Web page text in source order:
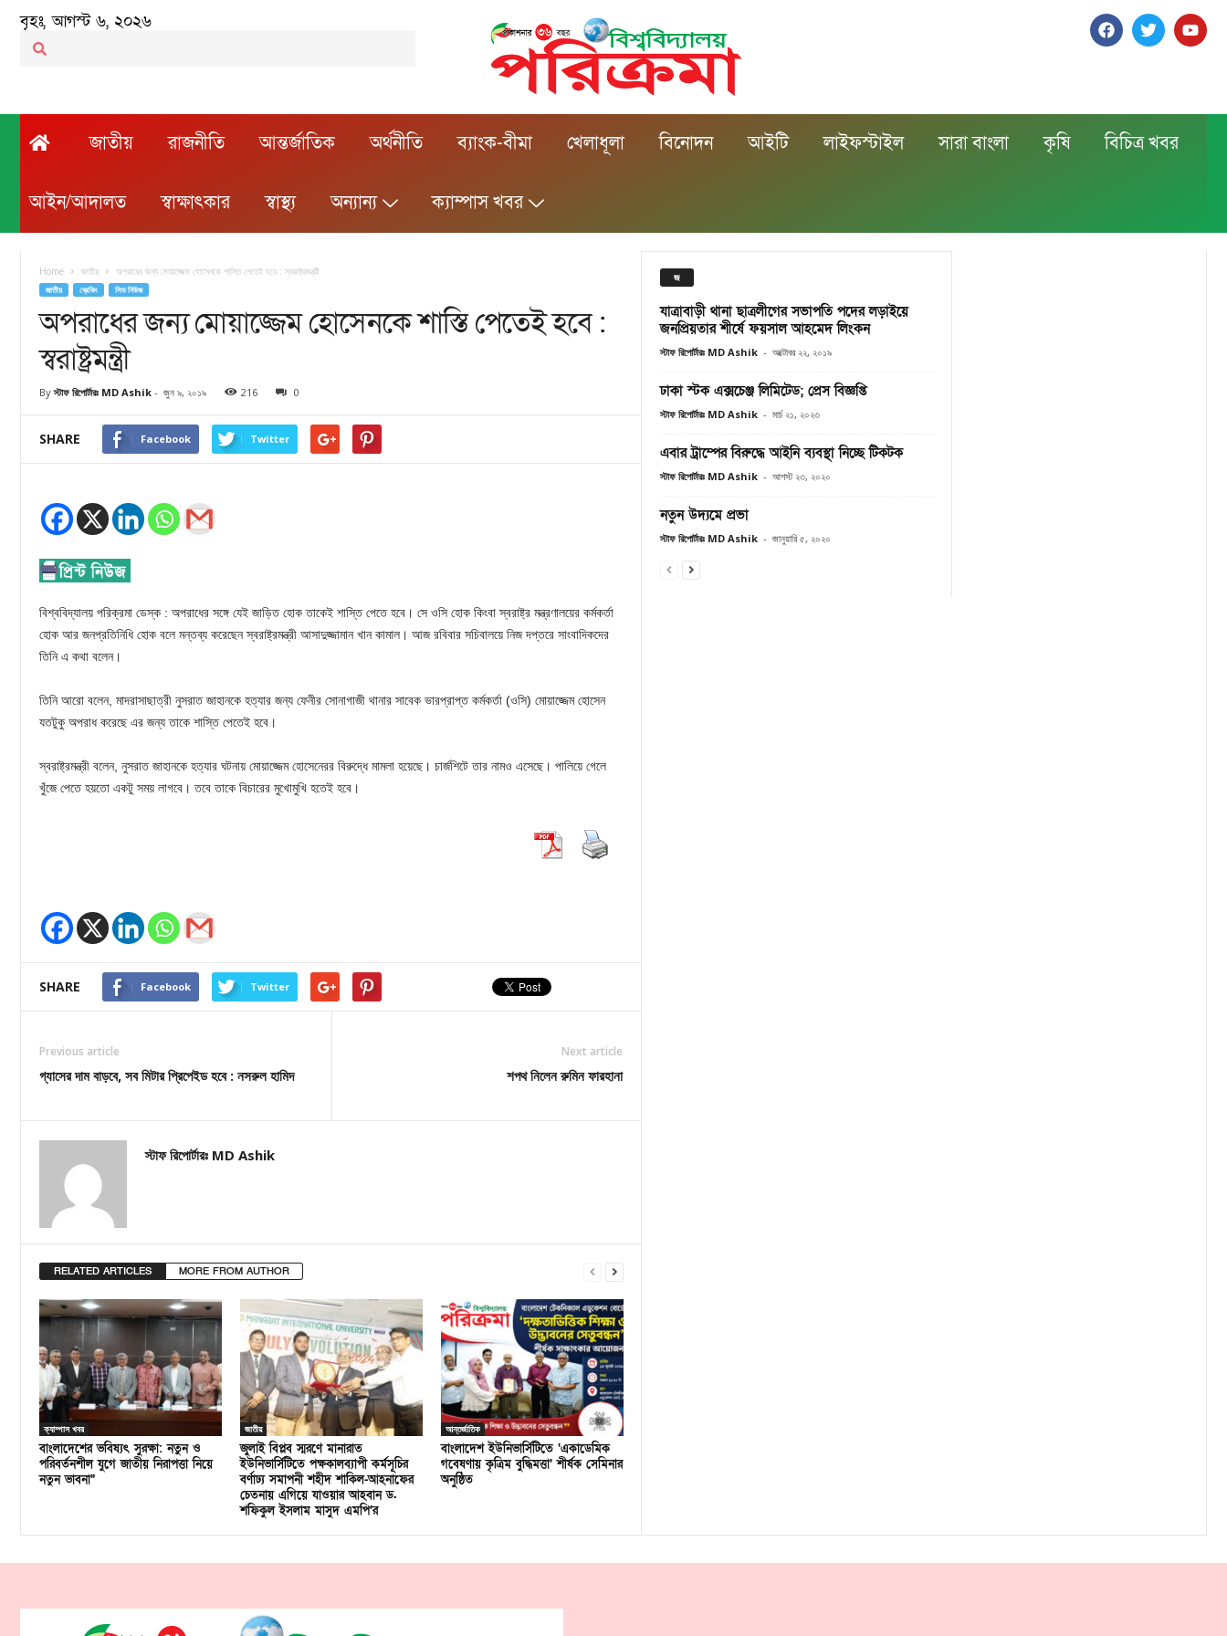
বৃহঃ, আগস্ট ৬, ২০২৬
জাতীয় রাজনীতি আন্তর্জাতিক অর্থনীতি ব্যাংক-বীমা খেলাধূলা বিনোদন আইটি লাইফস্টাইল সারা বাংলা কৃষি বিচিত্র খবর
আইন/আদালত স্বাক্ষাৎকার স্বাস্থ্য অন্যান্য ক্যাম্পাস খবর
Home জাতীয় অপরাধের জন্য মোয়াজ্জেম হোসেনকে শাস্তি পেতেই হবে : স্বরাষ্ট্রমন্ত্রী
জাতীয় ব্রেকিং লিড নিউজ
অপরাধের জন্য মোয়াজ্জেম হোসেনকে শাস্তি পেতেই হবে :
স্বরাষ্ট্রমন্ত্রী
By স্টাফ রিপোর্টারঃ MD Ashik - জুন ৯, ২০১৯ 216 0
SHARE Facebook Twitter
বিশ্ববিদ্যালয় পরিক্রমা ডেস্ক : অপরাধের সঙ্গে যেই জাড়িত হোক তাকেই শাস্তি পেতে হবে। সে ওসি হোক কিংবা স্বরাষ্ট্র মন্ত্রণালয়ের কর্মকর্তা
হোক আর জনপ্রতিনিধি হোক বলে মন্তব্য করেছেন স্বরাষ্ট্রমন্ত্রী আসাদুজ্জামান খান কামাল। আজ রবিবার সচিবালয়ে নিজ দপ্তরে সাংবাদিকদের
তিনি এ কথা বলেন।
তিনি আরো বলেন, মাদরাসাছাত্রী নুসরাত জাহানকে হত্যার জন্য ফেনীর সোনাগাজী থানার সাবেক ভারপ্রাপ্ত কর্মকর্তা (ওসি) মোয়াজ্জেম হোসেন
যতটুকু অপরাধ করেছে এর জন্য তাকে শাস্তি পেতেই হবে।
স্বরাষ্ট্রমন্ত্রী বলেন, নুসরাত জাহানকে হত্যার ঘটনায় মোয়াজ্জেম হোসেনেরর বিরুদ্ধে মামলা হয়েছে। চার্জশিটে তার নামও এসেছে। পালিয়ে গেলে
খুঁজে পেতে হয়তো একটু সময় লাগবে। তবে তাকে বিচারের মুখোমুখি হতেই হবে।
SHARE Facebook Twitter
Previous article
গ্যাসের দাম বাড়বে, সব মিটার প্রিপেইড হবে : নসরুল হামিদ
Next article
শপথ নিলেন রুমিন ফারহানা
স্টাফ রিপোর্টারঃ MD Ashik
RELATED ARTICLES MORE FROM AUTHOR
ক্যাম্পাস খবর
বাংলাদেশের ভবিষ্যৎ সুরক্ষা: নতুন ও
পরিবর্তনশীল যুগে জাতীয় নিরাপত্তা নিয়ে
নতুন ভাবনা”
জাতীয়
জুলাই বিপ্লব স্মরণে মানারাত
ইউনিভার্সিটিতে পক্ষকালব্যাপী কর্মসূচির
বর্ণাঢ্য সমাপনী শহীদ শাকিল-আহনাফের
চেতনায় এগিয়ে যাওয়ার আহবান ড.
শফিকুল ইসলাম মাসুদ এমপি’র
আন্তর্জাতিক
বাংলাদেশ ইউনিভার্সিটিতে ‘একাডেমিক
গবেষণায় কৃত্রিম বুদ্ধিমত্তা’ শীর্ষক সেমিনার
অনুষ্ঠিত
জ
যাত্রাবাড়ী থানা ছাত্রলীগের সভাপতি পদের লড়াইয়ে
জনপ্রিয়তার শীর্ষে ফয়সাল আহমেদ লিংকন
স্টাফ রিপোর্টারঃ MD Ashik - অক্টোবর ২২, ২০১৯
ঢাকা স্টক এক্সচেঞ্জ লিমিটেড; প্রেস বিজ্ঞপ্তি
স্টাফ রিপোর্টারঃ MD Ashik - মার্চ ২১, ২০২৩
এবার ট্রাম্পের বিরুদ্ধে আইনি ব্যবস্থা নিচ্ছে টিকটক
স্টাফ রিপোর্টারঃ MD Ashik - আগস্ট ২৩, ২০২০
নতুন উদ্যমে প্রভা
স্টাফ রিপোর্টারঃ MD Ashik - জানুয়ারি ৫, ২০২০